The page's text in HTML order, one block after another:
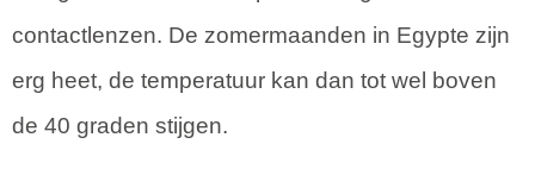
contactlenzen. De zomermaanden in Egypte zijn
erg heet, de temperatuur kan dan tot wel boven
de 40 graden stijgen.